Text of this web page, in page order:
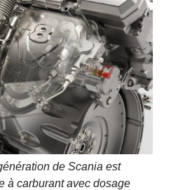
de Scania est
à carburant avec dosage